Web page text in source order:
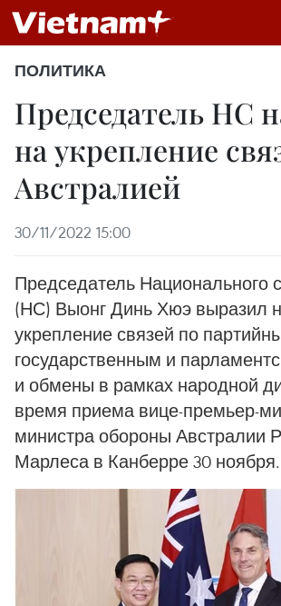
ПОЛИТИКА
Председатель НС
на укрепление
Австралией
30/11/2022 15:00
Председатель Национального
(НС) Выонг Динь Хюэ выразил
укрепление связей по
государственным и
и обмены в рамках народной
время приема вице-премьер-
министра обороны Австралии
Марлеса в Канберре 30 ноября.